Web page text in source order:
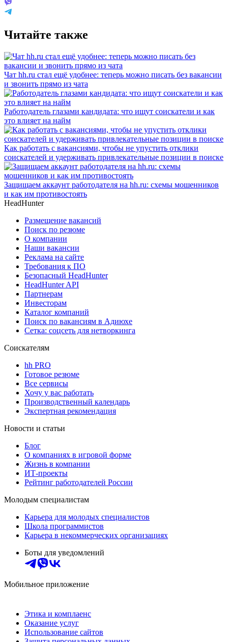
Читайте также
Чат hh.ru стал ещё удобнее: теперь можно писать без вакансии
и звонить прямо из чата
Работодатель глазами кандидата: что ищут соискатели и как
это влияет на найм
Как работать с вакансиями, чтобы не упустить отклики
соискателей и удерживать привлекательные позиции в поиске
Защищаем аккаунт работодателя на hh.ru: схемы мошенников
и как им противостоять
HeadHunter
Размещение вакансий
Поиск по резюме
О компании
Наши вакансии
Реклама на сайте
Требования к ПО
Безопасный HeadHunter
HeadHunter API
Партнерам
Инвесторам
Каталог компаний
Поиск по вакансиям в Адиюхе
Сетка: соцсеть для нетворкинга
Соискателям
hh PRO
Готовое резюме
Все сервисы
Хочу у вас работать
Производственный календарь
Экспертная рекомендация
Новости и статьи
Блог
О компаниях в игровой форме
Жизнь в компании
ИТ-проекты
Рейтинг работодателей России
Молодым специалистам
Карьера для молодых специалистов
Школа программистов
Карьера в некоммерческих организациях
Боты для уведомлений
Мобильное приложение
Этика и комплаенс
Оказание услуг
Использование сайтов